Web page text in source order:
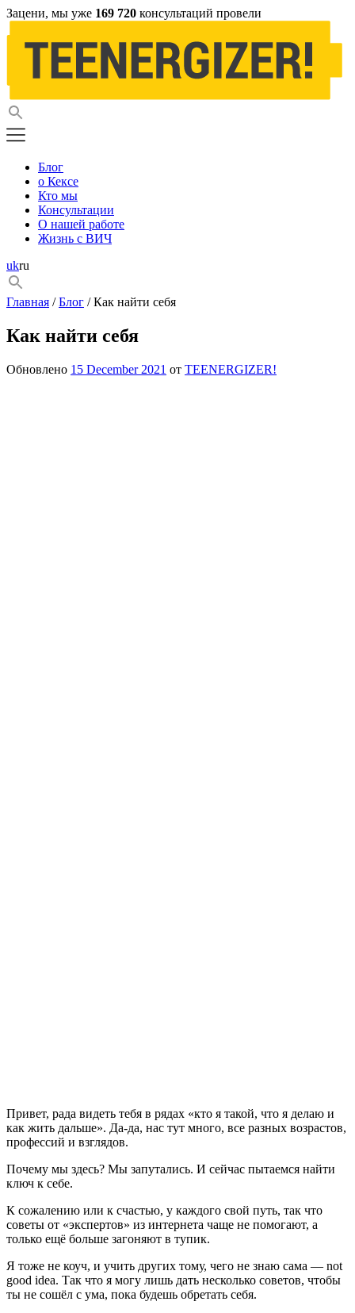
Зацени, мы уже 169 720 консультаций провели
Блог
о Кексе
Кто мы
Консультации
О нашей работе
Жизнь с ВИЧ
ukru
Главная /Блог / Как найти себя
Как найти себя
Обновлено 15 December 2021 от TEENERGIZER!
Привет, рада видеть тебя в рядах «кто я такой, что я делаю и
как жить дальше». Да-да, нас тут много, все разных возрастов,
профессий и взглядов.
Почему мы здесь? Мы запутались. И сейчас пытаемся найти
ключ к себе.
К сожалению или к счастью, у каждого свой путь, так что
советы от «экспертов» из интернета чаще не помогают, а
только ещё больше загоняют в тупик.
Я тоже не коуч, и учить других тому, чего не знаю сама — not
good idea. Так что я могу лишь дать несколько советов, чтобы
ты не сошёл с ума, пока будешь обретать себя.